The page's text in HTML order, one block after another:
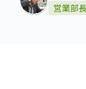
営業部長